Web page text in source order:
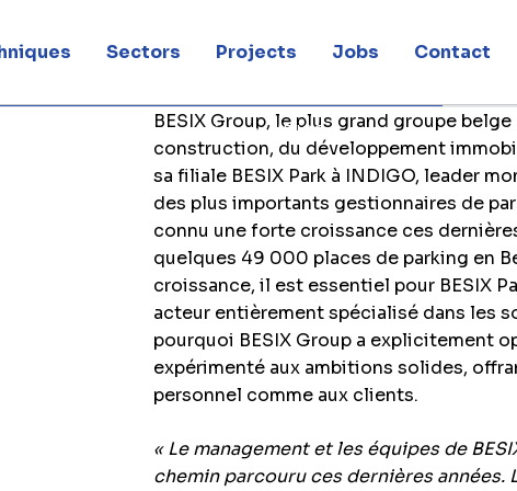
Sectors Projects Jobs Contact
activités de gestion de parkings à INDIGO
BESIX Group, le plus grand groupe
construction, du développement
sa filiale BESIX Park à INDIGO, leader
des plus importants gestionnaires de
connu une forte croissance ces
quelques 49 000 places de parking en
croissance, il est essentiel pour BESIX
acteur entièrement spécialisé dans les
pourquoi BESIX Group a explicitement
expérimenté aux ambitions solides,
personnel comme aux clients.
« Le management et les équipes de
chemin parcouru ces dernières